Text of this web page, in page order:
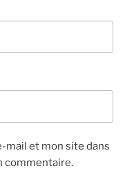
mail et mon site dans
commentaire.